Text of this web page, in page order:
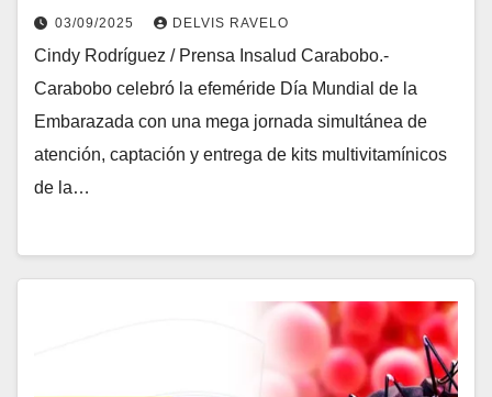
en las 47 ASIC
03/09/2025 DELVIS RAVELO
Cindy Rodríguez / Prensa Insalud Carabobo.-
Carabobo celebró la efeméride Día Mundial de la
Embarazada con una mega jornada simultánea de
atención, captación y entrega de kits multivitamínicos
de la…